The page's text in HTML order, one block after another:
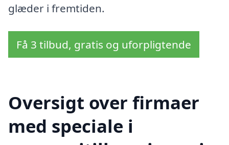
glæder i fremtiden.
Få 3 tilbud, gratis og uforpligtende
Oversigt over firmaer
med speciale i